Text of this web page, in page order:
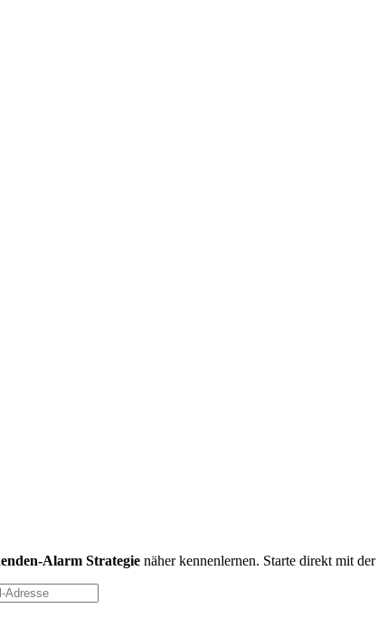
Alarm Strategie näher kennenlernen. Starte direkt mit der